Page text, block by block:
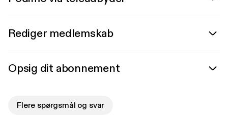
Rediger medlemskab
Opsig dit abonnement
Flere spørgsmål og svar